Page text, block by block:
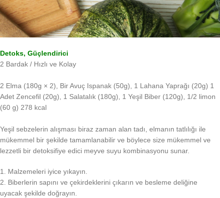
Detoks, Güçlendirici
2 Bardak / Hızlı ve Kolay
2 Elma (180g × 2), Bir Avuç Ispanak (50g), 1 Lahana Yaprağı (20g) 1
Adet Zencefil (20g), 1 Salatalık (180g), 1 Yeşil Biber (120g), 1/2 limon
(60 g) 278 kcal
Yeşil sebzelerin alışması biraz zaman alan tadı, elmanın tatlılığı ile
mükemmel bir şekilde tamamlanabilir ve böylece size mükemmel ve
lezzetli bir detoksifiye edici meyve suyu kombinasyonu sunar.
1. Malzemeleri iyice yıkayın.
2. Biberlerin sapını ve çekirdeklerini çıkarın ve besleme deliğine
uyacak şekilde doğrayın.